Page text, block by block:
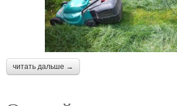
читать дальше →